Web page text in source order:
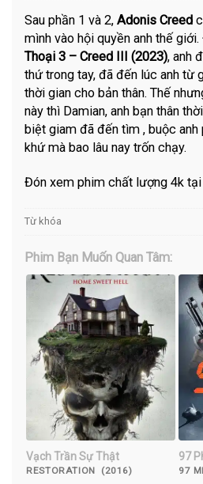
Sau phần 1 và 2,Adonis Creed
mình vào hội quyền anh thế
Thoại 3 – Creed III (2023), anh
thứ trong tay, đã đến lúc anh từ
thời gian cho bản thân. Thế
này thì Damian, anh bạn thân
biệt giam đã đến tìm , buộc
khứ mà bao lâu nay trốn chạy.
Đón xem phim chất lượng 4k
Từ khóa
Phim Bạn Muốn Quan Tâm:
Vạch Trần Sự Thật
RESTORATION (2016)
97
97